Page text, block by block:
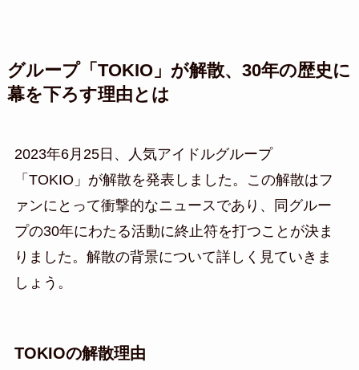
グループ「TOKIO」が解散、30年の歴史に
幕を下ろす理由とは
2023年6月25日、人気アイドルグループ
「TOKIO」が解散を発表しました。この解散はフ
ァンにとって衝撃的なニュースであり、同グルー
プの30年にわたる活動に終止符を打つことが決ま
りました。解散の背景について詳しく見ていきま
しょう。
TOKIOの解散理由